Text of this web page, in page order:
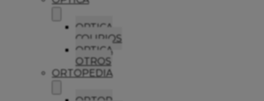
OPTICA
COLIRIOS
OPTICA
OTROS
ORTOPEDIA